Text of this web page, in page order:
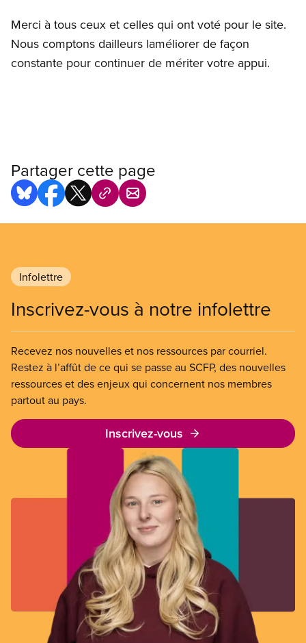
Merci à tous ceux et celles qui ont voté pour le site.
Nous comptons dailleurs laméliorer de façon
constante pour continuer de mériter votre appui.
Partager cette page
Infolettre
Inscrivez-vous à notre infolettre
Recevez nos nouvelles et nos ressources par courriel.
Restez à l’affût de ce qui se passe au SCFP, des nouvelles
ressources et des enjeux qui concernent nos membres
partout au pays.
Inscrivez-vous